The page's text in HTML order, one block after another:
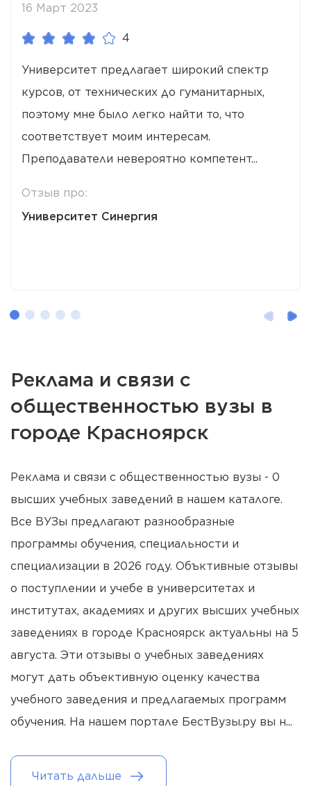
16 Март 2023
4
Университет предлагает широкий спектр
курсов, от технических до гуманитарных,
поэтому мне было легко найти то, что
соответствует моим интересам.
Преподаватели невероятно компетент...
Отзыв про:
Университет Синергия
Реклама и связи с
общественностью вузы в
городе Красноярск
Реклама и связи с общественностью вузы - 0
высших учебных заведений в нашем каталоге.
Все ВУЗы предлагают разнообразные
программы обучения, специальности и
специализации в 2026 году. Объктивные отзывы
о поступлении и учебе в университетах и
институтах, академиях и других высших учебных
заведениях в городе Красноярск актуальны на 5
августа. Эти отзывы о учебных заведениях
могут дать объективную оценку качества
учебного заведения и предлагаемых программ
обучения. На нашем портале БестВузы.ру вы н...
Читать дальше